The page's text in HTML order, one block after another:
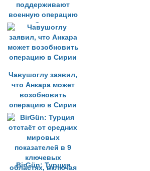
поддерживают
военную операцию
в Сирии
Чавушоглу заявил,
что Анкара может
возобновить
операцию в Сирии
BirGün: Турция